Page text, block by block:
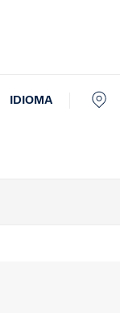
IDIOMA